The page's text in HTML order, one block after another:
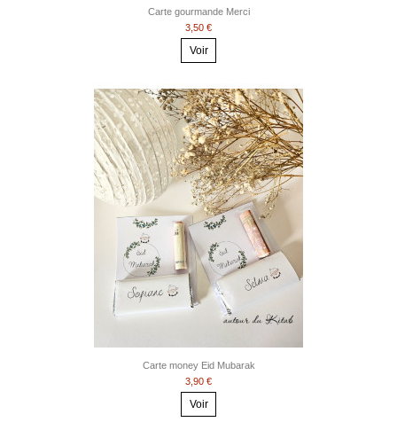
Carte gourmande Merci
3,50 €
Voir
Carte money Eid Mubarak
3,90 €
Voir